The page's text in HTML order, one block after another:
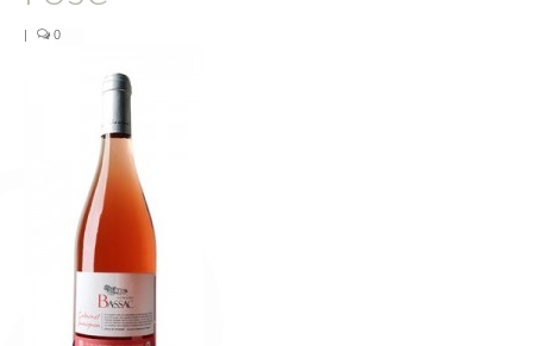
L’équipe
English
| 0